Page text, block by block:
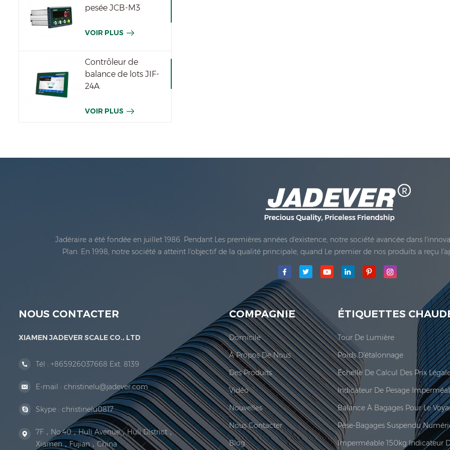
pesée JCB-M3
VOIR PLUS
Contrôleur de
balance de lots JIF-
24A
VOIR PLUS
Jadéraire a été fondée en juillet 1986. Pendant Les premières années d'existence, notre société avancée dans
Plan. En 1998, notre société a atteint l'objectif de la qualité principale, quand Le premier de nos produits a reçu
métrologie légale En 1999, Xiamen Jadéraire Échelle Co., Ltd.a été établie; La principale zone de production de
NOUS CONTACTER
XIAMEN JADEVER SCALE CO., LTD
Tél : +865926037668 Ext. 8139
E-mail : christinelu@jadever.com
Skype : christinelu0817
7F，No.40，Huli Avenue，Huli District，
Xiamen，Fujian，China
COMPAGNIE
Domicile
À Propos De Nous
Des Produits
Vidéo
Nouvelles
Nous Contacter
Blog
ÉTIQUETTES
Tour De Lumière
Poids D'étalonnage
Balance À Bagages Pour Le
Pèse-Bagages Suspendu